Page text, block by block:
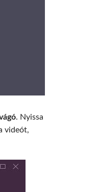
. Nyissa
videót,